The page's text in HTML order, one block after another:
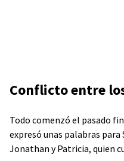
Conflicto entre
Todo comenzó el pasado
expresó unas palabras
Jonathan y Patricia, quien